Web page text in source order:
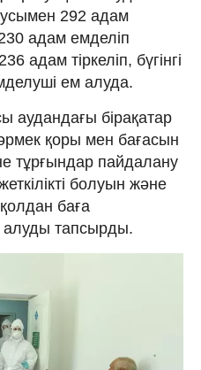
292 адам
адам емделіп
адам тіркеліп, бүгінгі
ем алуда.
аудандағы бірақатар
қоры мен бағасын
тұрғындар пайдалану
болуын және
баға
алуды тапсырды.